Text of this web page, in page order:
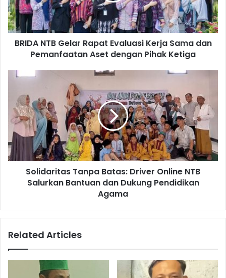
BRIDA NTB Gelar Rapat Evaluasi Kerja Sama dan
Pemanfaatan Aset dengan Pihak Ketiga
Solidaritas Tanpa Batas: Driver Online NTB
Salurkan Bantuan dan Dukung Pendidikan
Agama
Related Articles